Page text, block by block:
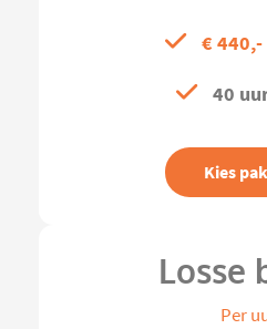
€
40
Kies
Losse
Per